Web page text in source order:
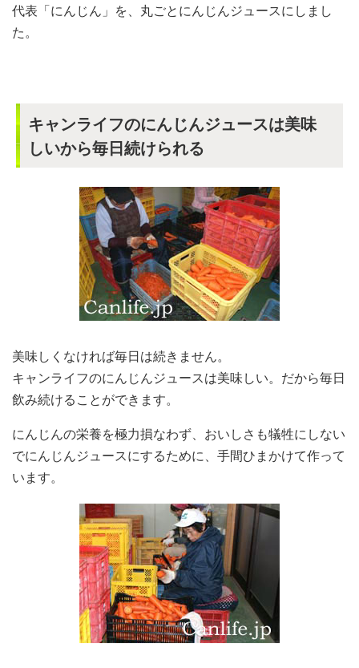
代表「にんじん」を、丸ごとにんじんジュースにしまし
た。
キャンライフのにんじんジュースは美味
しいから毎日続けられる
美味しくなければ毎日は続きません。
キャンライフのにんじんジュースは美味しい。だから毎日
飲み続けることができます。
にんじんの栄養を極力損なわず、おいしさも犠牲にしない
でにんじんジュースにするために、手間ひまかけて作って
います。